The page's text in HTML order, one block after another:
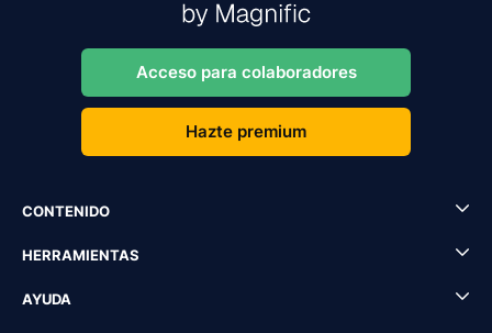
Acceso para colaboradores
Hazte premium
CONTENIDO
HERRAMIENTAS
AYUDA